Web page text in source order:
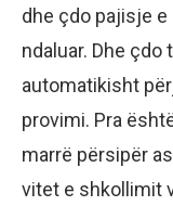
dhe çdo pajisje
ndaluar. Dhe
automatikisht
provimi. Pra
marrë përsipër
vitet e shkollimit